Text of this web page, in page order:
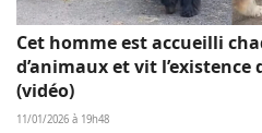
Cet homme est accueilli
d’animaux et vit
(vidéo)
11/01/2026 à 19h48